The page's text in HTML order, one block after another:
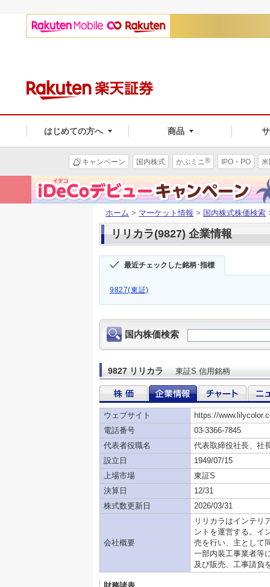
はじめての方へ 商品
キャンペーン 国内株式 かぶミニ® IPO・PO
ホーム > マーケット情報 > 国内株式株価検索
リリカラ(9827) 企業情報
最近チェックした銘柄･指標
9827(東証)